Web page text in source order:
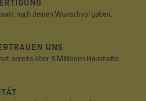
nach deinen Wunschvorgaben.
UNS
bereits über 5 Millionen Haushalte